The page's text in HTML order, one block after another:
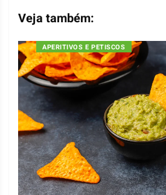
Veja também:
APERITIVOS E PETISCOS